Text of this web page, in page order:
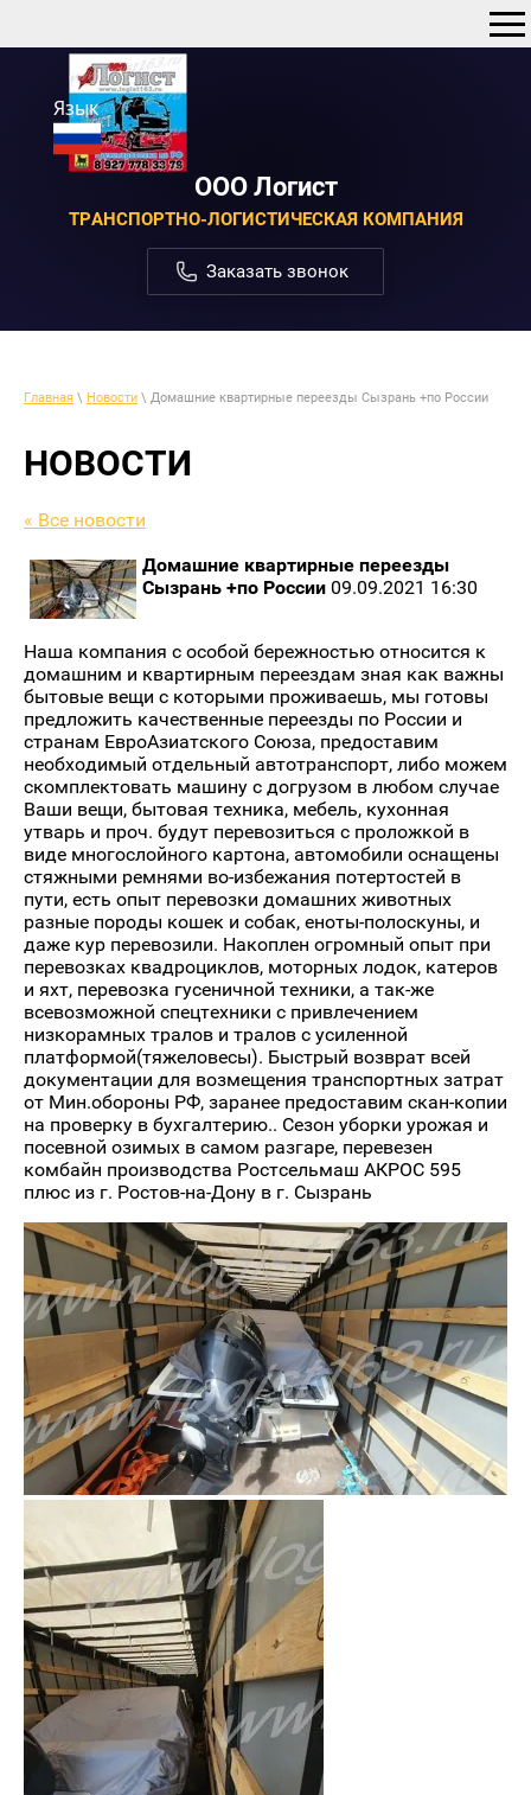
ООО Логист
ТРАНСПОРТНО-ЛОГИСТИЧЕСКАЯ КОМПАНИЯ
Заказать звонок
Главная \ Новости \ Домашние квартирные переезды Сызрань +по России
НОВОСТИ
« Все новости
Домашние квартирные переезды
Сызрань +по России 09.09.2021 16:30
Наша компания с особой бережностью относится к
домашним и квартирным переездам зная как важны
бытовые вещи с которыми проживаешь, мы готовы
предложить качественные переезды по России и
странам ЕвроАзиатского Союза, предоставим
необходимый отдельный автотранспорт, либо можем
скомплектовать машину с догрузом в любом случае
Ваши вещи, бытовая техника, мебель, кухонная
утварь и проч. будут перевозиться с проложкой в
виде многослойного картона, автомобили оснащены
стяжными ремнями во-избежания потертостей в
пути, есть опыт перевозки домашних животных
разные породы кошек и собак, еноты-полоскуны, и
даже кур перевозили. Накоплен огромный опыт при
перевозках квадроциклов, моторных лодок, катеров
и яхт, перевозка гусеничной техники, а так-же
всевозможной спецтехники с привлечением
низкорамных тралов и тралов с усиленной
платформой(тяжеловесы). Быстрый возврат всей
документации для возмещения транспортных затрат
от Мин.обороны РФ, заранее предоставим скан-копии
на проверку в бухгалтерию.. Сезон уборки урожая и
посевной озимых в самом разгаре, перевезен
комбайн производства Ростсельмаш АКРОС 595
плюс из г. Ростов-на-Дону в г. Сызрань
Язык